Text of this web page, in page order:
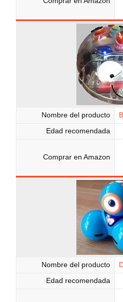
Nombre del producto
Edad recomendada
Comprar en Amazon
Nombre del producto
Edad recomendada